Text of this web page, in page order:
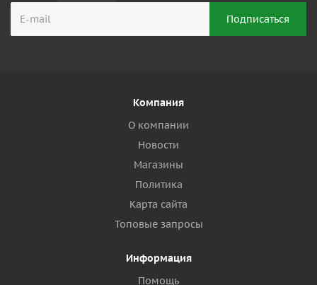
Компания
О компании
Новости
Магазины
Политика
Карта сайта
Топовые запросы
Информация
Помощь